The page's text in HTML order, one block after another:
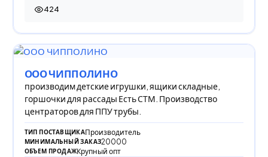
424
424 просмотра
ООО ЧИППОЛИНО
производим детские игрушки, ящики складные,
горшочки для рассады Есть СТМ. Производство
центраторов для ППУ трубы.
ТИП ПОСТАВЩИКАПроизводитель
МИНИМАЛЬНЫЙ ЗАКАЗ20000
ОБЪЕМ ПРОДАЖКрупный опт